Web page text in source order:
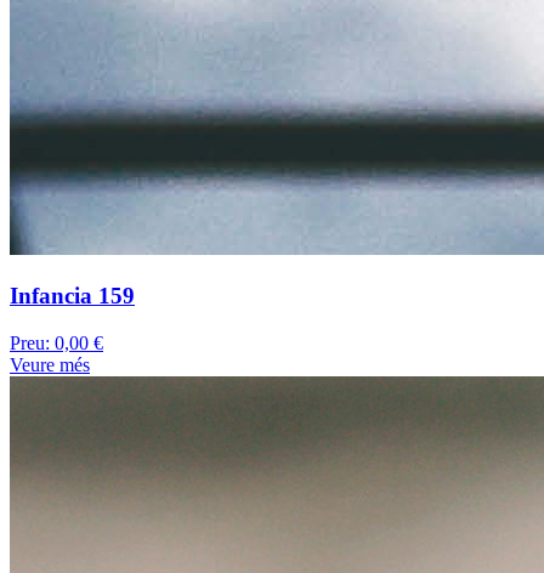
Infancia 159
Preu: 0,00 €
Veure més